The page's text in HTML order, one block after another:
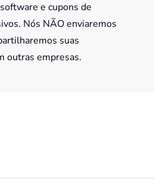
e cupons de
Nós NÃO enviaremos
suas
outras empresas.